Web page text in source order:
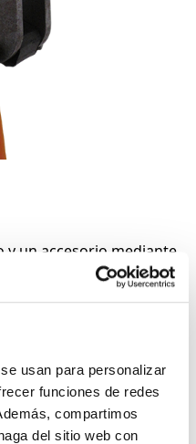
usan para personalizar
funciones de redes
compartimos
del sitio web con
y un accesorio mediante
bajo condiciones que
de la interfaz de la
de la naturaleza del
por el porcentaje de